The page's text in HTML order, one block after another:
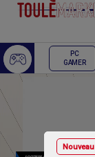
Nouveau
PC
GAMER